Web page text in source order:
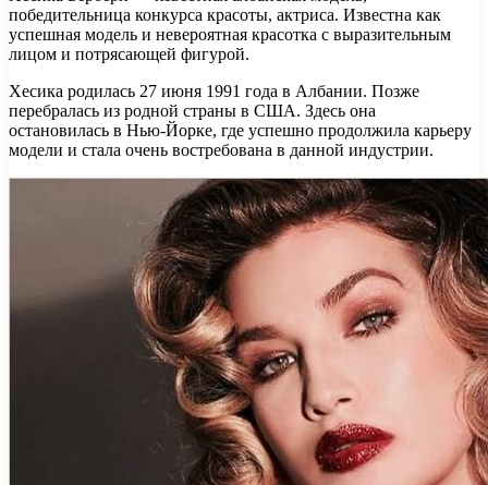
победительница конкурса красоты, актриса. Известна как
успешная модель и невероятная красотка с выразительным
лицом и потрясающей фигурой.
Хесика родилась 27 июня 1991 года в Албании. Позже
перебралась из родной страны в США. Здесь она
остановилась в Нью-Йорке, где успешно продолжила карьеру
модели и стала очень востребована в данной индустрии.